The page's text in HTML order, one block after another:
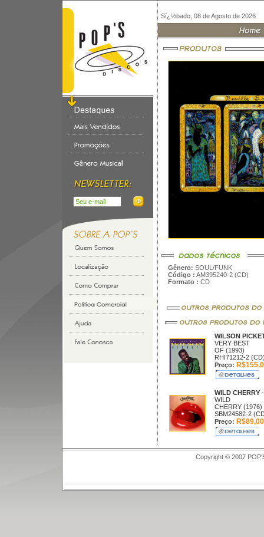
Sï¿½bado, 08 de Agosto de 2026
Gênero: SOUL/FUNK
Código : AM395240-2 (CD)
Formato : CD
WILSON
VERY BEST
OF (1993)
RHI71212-2
Preço:
WILD CHERRY -
WILD
CHERRY (1976)
SBM24582-2
Preço: R$89,00
Copyright © 2007